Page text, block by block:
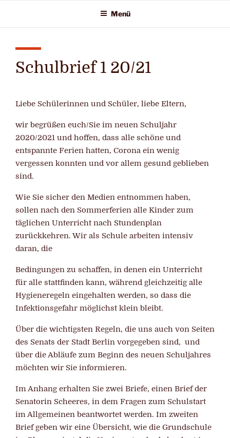
springen
Menü
Schulbrief 1 20/21
Liebe Schülerinnen und Schüler, liebe Eltern,
wir begrüßen euch/Sie im neuen Schuljahr
2020/2021 und hoffen, dass alle schöne und
entspannte Ferien hatten, Corona ein wenig
vergessen konnten und vor allem gesund geblieben
sind.
Wie Sie sicher den Medien entnommen haben,
sollen nach den Sommerferien alle Kinder zum
täglichen Unterricht nach Stundenplan
zurückkehren. Wir als Schule arbeiten intensiv
daran, die
Bedingungen zu schaffen, in denen ein Unterricht
für alle stattfinden kann, während gleichzeitig alle
Hygieneregeln eingehalten werden, so dass die
Infektionsgefahr möglichst klein bleibt.
Über die wichtigsten Regeln, die uns auch von Seiten
des Senats der Stadt Berlin vorgegeben sind, und
über die Abläufe zum Beginn des neuen Schuljahres
möchten wir Sie informieren.
Im Anhang erhalten Sie zwei Briefe, einen Brief der
Senatorin Scheeres, in dem Fragen zum Schulstart
im Allgemeinen beantwortet werden. Im zweiten
Brief geben wir eine Übersicht, wie die Grundschule